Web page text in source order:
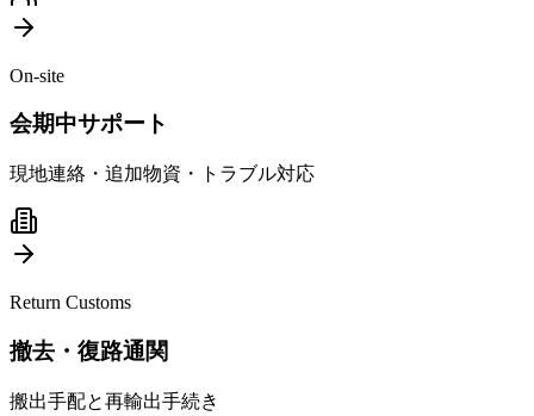
On-site
会期中サポート
現地連絡・追加物資・トラブル対応
Return Customs
撤去・復路通関
搬出手配と再輸出手続き